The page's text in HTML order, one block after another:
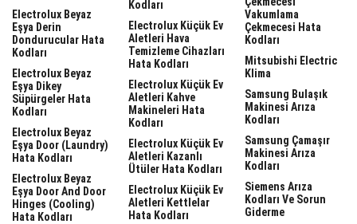
Electrolux Beyaz
Eşya Derin
Dondurucular Hata
Kodları
Electrolux Beyaz
Eşya Dikey
Süpürgeler Hata
Kodları
Electrolux Beyaz
Eşya Door (laundry)
Hata Kodları
Electrolux Beyaz
Eşya Door And Door
Hinges (cooling)
Hata Kodları
Kodları
Electrolux Küçük Ev
Aletleri Hava
Temizleme Cihazları
Hata Kodları
Electrolux Küçük Ev
Aletleri Kahve
Makineleri Hata
Kodları
Electrolux Küçük Ev
Aletleri Kazanlı
Ütüler Hata Kodları
Electrolux Küçük Ev
Aletleri Kettlelar
Hata Kodları
Vakumlama
Çekmecesi Hata
Kodları
Mitsubishi Electric
Klima
Samsung Bulaşık
Makinesi Arıza
Kodları
Samsung Çamaşır
Makinesi Arıza
Kodları
Siemens Arıza
Kodları Ve Sorun
Giderme